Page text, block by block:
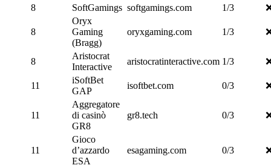
8
SoftGamings softgamings.com 1/3
8
Oryx
Gaming
(Bragg)
oryxgaming.com 1/3
8
Aristocrat
Interactive
aristocratinteractive.com 1/3
11
iSoftBet
GAP
isoftbet.com 0/3
11
Aggregatore
di casinò
GR8
gr8.tech 0/3
11
Gioco
d’azzardo
ESA
esagaming.com 0/3